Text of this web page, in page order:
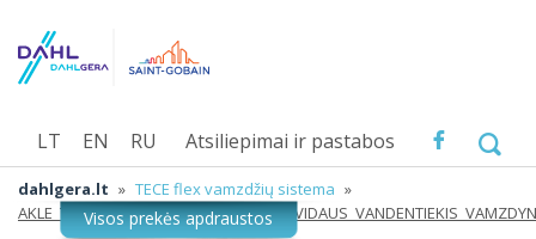
Atsiliepimai ir pastabos
LT EN RU
dahlgera.lt » TECE flex vamzdžių sistema »